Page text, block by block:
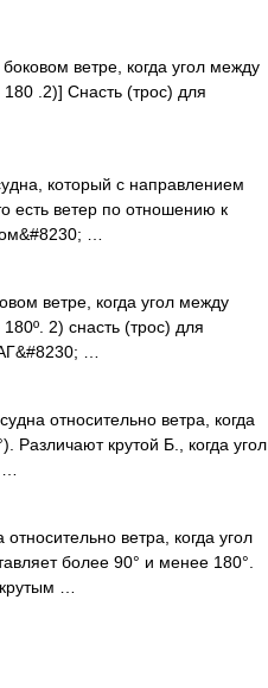
ветре, когда угол между
.2)] Снасть (трос) для
который с направлением
есть ветер по отношению к
…
ветре, когда угол между
2) снасть (трос) для
…
относительно ветра, когда
Различают крутой Б., когда угол
ветра, когда угол
более 90° и менее 180°.
…